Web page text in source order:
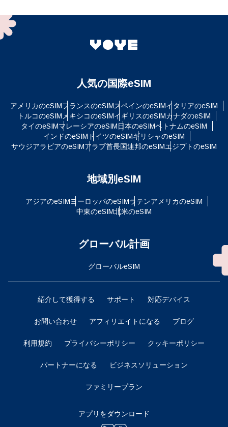
人気の国際eSIM
アメリカのeSIMフランスのeSIMスペインのeSIMイタリアのeSIM
トルコのeSIM メキシコのeSIMイギリスのeSIMカナダのeSIM
タイのeSIMマレーシアのeSIM日本のeSIMベトナムのeSIM
インドのeSIM ドイツのeSIMギリシャのeSIM
サウジアラビアのeSIMアラブ首長国連邦のeSIMエジプトのeSIM
地域別eSIM
アジアのeSIMヨーロッパのeSIMラテンアメリカのeSIM
中東のeSIM北米のeSIM
グローバル計画
グローバルeSIM
紹介して獲得する サポート 対応デバイス
お問い合わせ アフィリエイトになる ブログ
利用規約 プライバシーポリシー クッキーポリシー
パートナーになる ビジネスソリューション
ファミリープラン
アプリをダウンロード